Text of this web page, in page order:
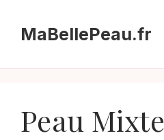
contenuMaBellePeau.fr
Peau Mixte